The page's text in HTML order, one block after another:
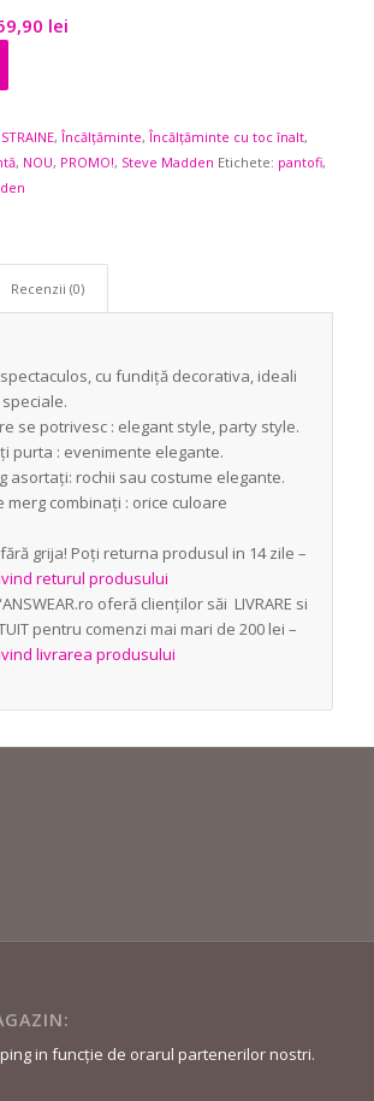
lei.
leiPrețul
,Încălțăminte,Încălțăminte cu toc înalt,
, NOU, PROMO!, Steve Madden Etichete: pantofi,
Recenzii (0)
cu fundiță decorativa, ideali
se potrivesc : elegant style, party style.
purta : evenimente elegante.
asortați: rochii sau costume elegante.
merg combinați : orice culoare
grija! Poți returna produsul in 14 zile –
returul produsului
oferă clienților săi LIVRARE si
pentru comenzi mai mari de 200 lei –
livrarea produsului
in funcție de orarul partenerilor nostri.